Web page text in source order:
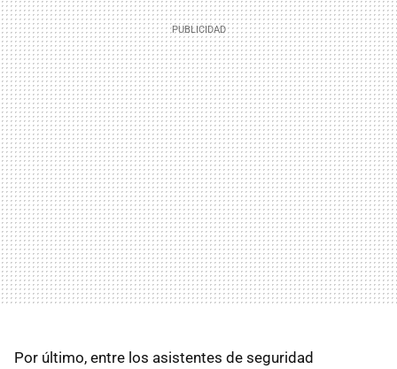
Por último, entre los asistentes de seguridad